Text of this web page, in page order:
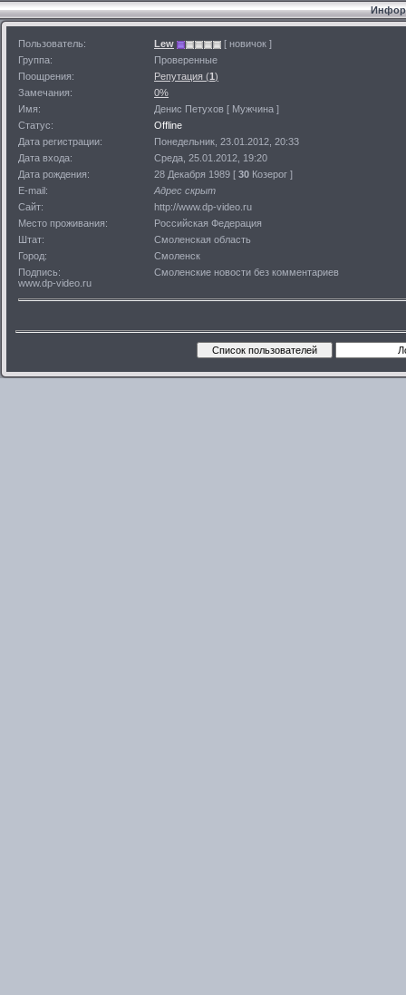
Пользователь: Lew
[ новичок ]
Группа:
Проверенные
Поощрения:
Репутация (1)
Замечания:
0%
Имя:
Денис Петухов [ Мужчина ]
Статус:
Offline
Дата регистрации:
Понедельник, 23.01.2012, 20:33
Дата входа:
Среда, 25.01.2012, 19:20
Дата рождения:
28 Декабря 1989 [ 30 Козерог ]
E-mail:
Адрес скрыт
Сайт:
http://www.dp-video.ru
Место проживания:
Российская Федерация
Штат:
Смоленская область
Город:
Смоленск
Подпись:
Смоленские новости без комментариев
www.dp-video.ru